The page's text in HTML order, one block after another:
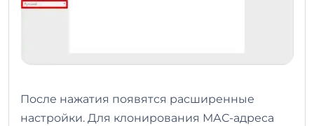
После нажатия появятся расширенные
настройки. Для клонирования МАС-адреса